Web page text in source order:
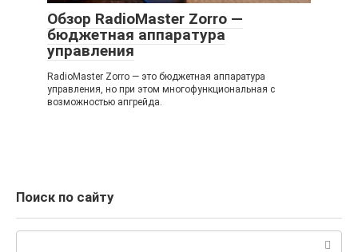
Обзор RadioMaster Zorro —
бюджетная аппаратура
управления
RadioMaster Zorro — это бюджетная аппаратура
управления, но при этом многофункциональная с
возможностью апгрейда.
Поиск по сайту